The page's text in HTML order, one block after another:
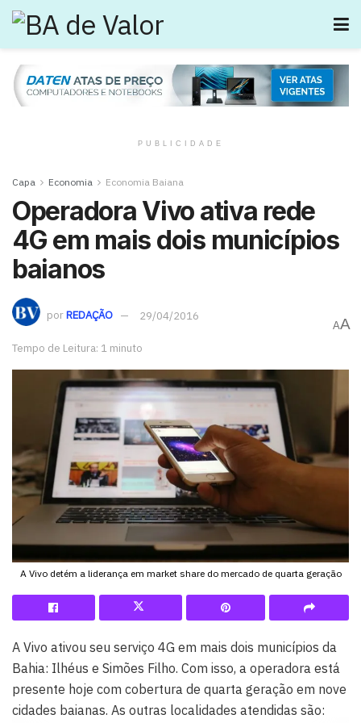
PUBLICIDADE
Capa Economia Economia Baiana
Operadora Vivo ativa rede
4G em mais dois municípios
baianos
porREDAÇÃO 29/04/2016
Tempo de Leitura: 1 minuto
AA
A Vivo detém a liderança em market share do mercado de quarta geração
A Vivo ativou seu serviço 4G em mais dois municípios da
Bahia: Ilhéus e Simões Filho. Com isso, a operadora está
presente hoje com cobertura de quarta geração em nove
cidades baianas. As outras localidades atendidas são: